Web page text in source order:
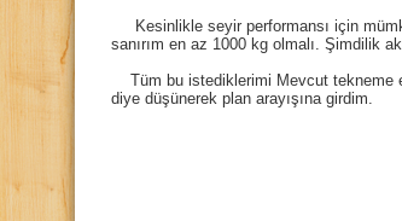
Kesinlikle seyir performansı için
sanırım en az 1000 kg olmalı. Şimdilik
Tüm bu istediklerimi Mevcut tekneme
diye düşünerek plan arayışına girdim.